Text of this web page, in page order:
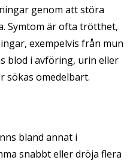
genom att störa
Symtom är ofta trötthet,
exempelvis från mun
blod i avföring, urin eller
sökas omedelbart.
bland annat i
snabbt eller dröja flera